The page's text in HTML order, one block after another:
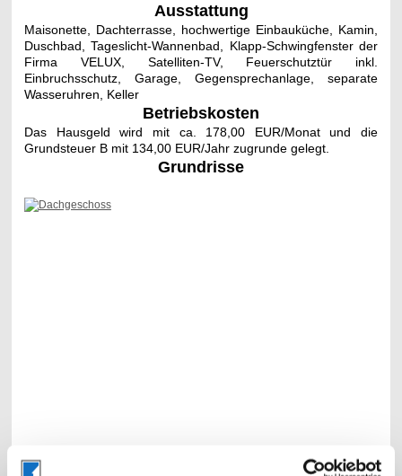
Ausstattung
Maisonette, Dachterrasse, hochwertige Einbauküche, Kamin,
Duschbad, Tageslicht-Wannenbad, Klapp-Schwingfenster der
Firma VELUX, Satelliten-TV, Feuerschutztür inkl.
Einbruchsschutz, Garage,Gegensprechanlage, separate
Wasseruhren, Keller
Betriebskosten
Das Hausgeld wird mit ca. 178,00 EUR/Monat und die
Grundsteuer B mit 134,00 EUR/Jahr zugrunde gelegt.
Grundrisse